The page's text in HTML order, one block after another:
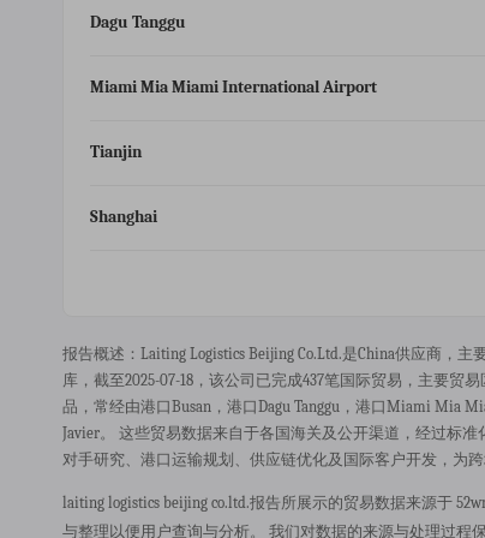
Dagu Tanggu
Miami Mia Miami International Airport
Tianjin
Shanghai
报告概述：laiting Logistics Beijing Co.ltd.是china供应商，
库，截至2025-07-18，该公司已完成437笔国际贸易，主要贸
品，常经由港口busan，港口dagu Tanggu，港口miami Mia
Javier。 这些贸易数据来自于各国海关及公开渠道，经过标
对手研究、港口运输规划、供应链优化及国际客户开发，为跨
laiting logistics beijing co.ltd.报告所展示的贸易数据来源于
与整理以便用户查询与分析。 我们对数据的来源与处理过程